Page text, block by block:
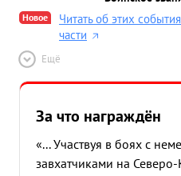
ноября 1943 года по
операцийи на Крымском
войск за отличное
была об явлена
Новое
Читать об этих
части
Ещё
За что награждён
«... Участвуя в боях с
завхатчиками на Северо-